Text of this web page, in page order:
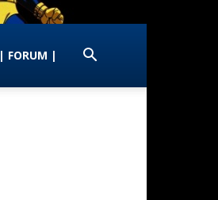
| FORUM |